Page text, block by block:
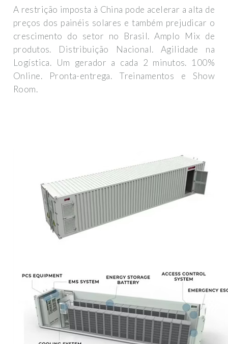
A restrição imposta à China pode acelerar a alta de
preços dos painéis solares e também prejudicar o
crescimento do setor no Brasil. Amplo Mix de
produtos. Distribuição Nacional. Agilidade na
Logística. Um gerador a cada 2 minutos. 100%
Online. Pronta-entrega. Treinamentos e Show
Room.